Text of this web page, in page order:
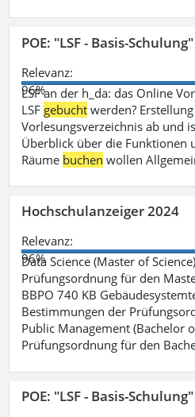
POE: "LSF - Basis-Schulung"
Relevanz:
96%
LSF an der h_da: das Online
LSF gebucht werden?
Vorlesungsverzeichnis ab und
Überblick über die Funktionen
Räume buchen wollen
Hochschulanzeiger 2024
Relevanz:
96%
Data Science (Master of
Prüfungsordnung für den
BBPO 740 KB
Bestimmungen der
Public Management (Bachelor
Prüfungsordnung für den
POE: "LSF - Basis-Schulung"